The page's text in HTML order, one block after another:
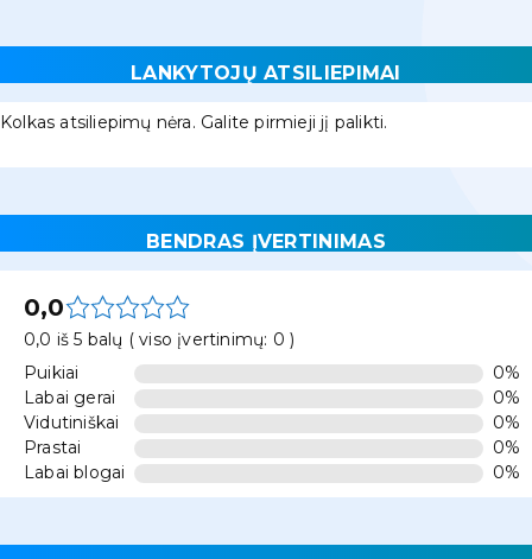
LANKYTOJŲ ATSILIEPIMAI
Kolkas atsiliepimų nėra. Galite pirmieji jį palikti.
BENDRAS ĮVERTINIMAS
0,0
0,0 iš 5 balų ( viso įvertinimų: 0 )
Puikiai
0%
Labai gerai
0%
Vidutiniškai
0%
Prastai
0%
Labai blogai
0%